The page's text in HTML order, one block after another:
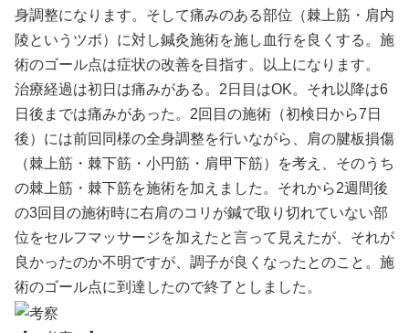
身調整になります。そして痛みのある部位（棘上筋・肩内
陵というツボ）に対し鍼灸施術を施し血行を良くする。施
術のゴール点は症状の改善を目指す。以上になります。
治療経過は初日は痛みがある。2日目はOK。それ以降は6
日後までは痛みがあった。2回目の施術（初検日から7日
後）には前回同様の全身調整を行いながら、肩の腱板損傷
（棘上筋・棘下筋・小円筋・肩甲下筋）を考え、そのうち
の棘上筋・棘下筋を施術を加えました。それから2週間後
の3回目の施術時に右肩のコリが鍼で取り切れていない部
位をセルフマッサージを加えたと言って見えたが、それが
良かったのか不明ですが、調子が良くなったとのこと。施
術のゴール点に到達したので終了としました。